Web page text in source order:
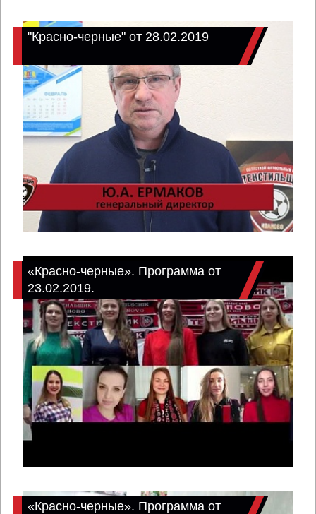
"Красно-черные" от 28.02.2019
«Красно-черные». Программа от
23.02.2019.
«Красно-черные». Программа от